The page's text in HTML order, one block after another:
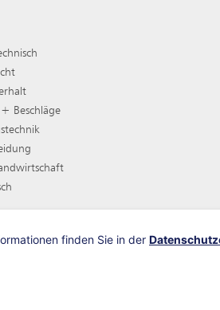
Navigation
Beschläge
finden Sie in der